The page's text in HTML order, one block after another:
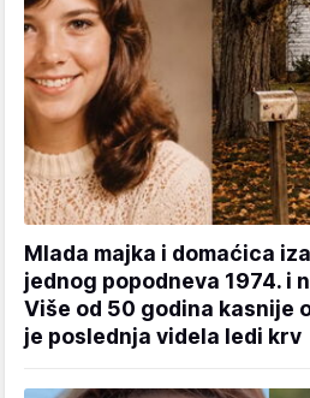
Mlada majka i domaćica
jednog popodneva 1974. i
Više od 50 godina kasnije
je poslednja videla ledi krv